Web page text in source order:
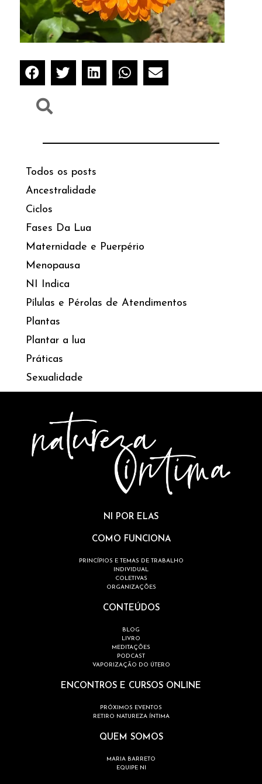
Todos os posts
Ancestralidade
Ciclos
Fases Da Lua
Maternidade e Puerpério
Menopausa
NI Indica
Pílulas e Pérolas de Atendimentos
Plantas
Plantar a lua
Práticas
Sexualidade
NI POR ELAS
COMO FUNCIONA
PRINCÍPIOS E TEMAS DE TRABALHO
INDIVIDUAL
COLETIVAS
ORGANIZAÇÕES
CONTEÚDOS
BLOG
LIVRO
MEDITAÇÕES
PODCAST
VAPORIZAÇÃO DO ÚTERO
ENCONTROS E CURSOS ONLINE
PRÓXIMOS EVENTOS
RETIRO NATUREZA ÍNTIMA
QUEM SOMOS
MARIA BARRETO
EQUIPE NI